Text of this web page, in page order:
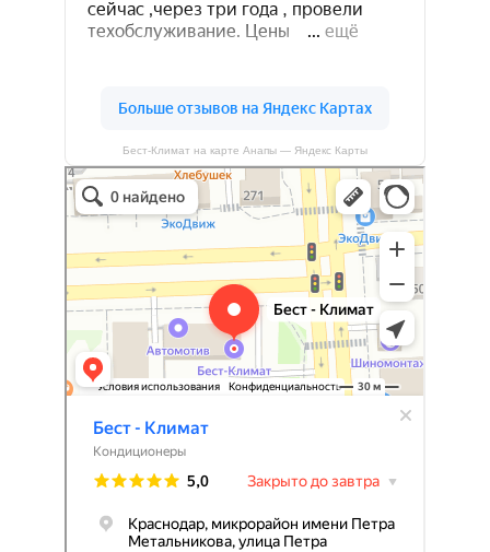
Бест-Климат на карте Анапы — Яндекс Карты
Бест-климат
Кондиционеры в Краснодаре